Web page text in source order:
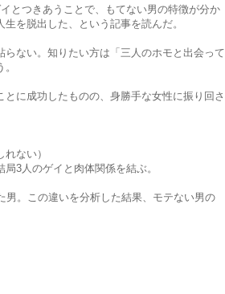
とつきあうことで、もてない男の特徴が分か
を脱出した、という記事を読んだ。
ない。知りたい方は「三人のホモと出会って
に成功したものの、身勝手な女性に振り回さ
ない）
3人のゲイと肉体関係を結ぶ。
男。この違いを分析した結果、モテない男の